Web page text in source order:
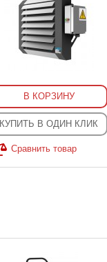
В КОРЗИНУ
КУПИТЬ В ОДИН КЛИК
Сравнить товар